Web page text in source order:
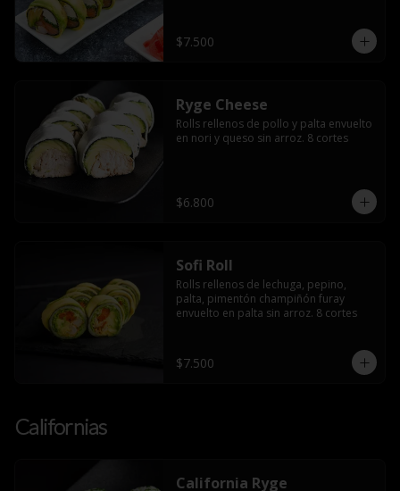
$7.500
Ryge Cheese
Rolls rellenos de pollo y palta envuelto
en nori y queso sin arroz. 8 cortes
$6.800
Sofi Roll
Rolls rellenos de lechuga, pepino,
palta, pimentón champiñón furay
envuelto en palta sin arroz. 8 cortes
$7.500
Californias
California Ryge